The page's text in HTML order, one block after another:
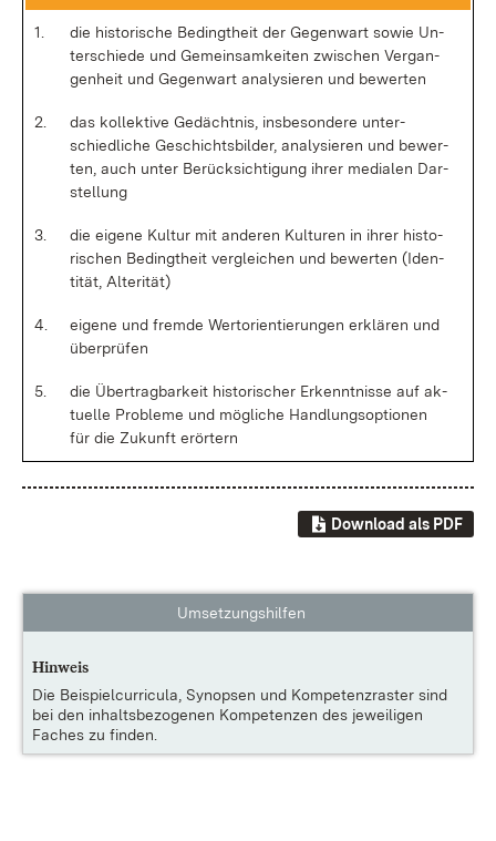
1.
die his­to­ri­sche Be­dingt­heit der Ge­gen­wart so­wie Un­
ter­schie­de und Ge­mein­sam­kei­ten zwi­schen Ver­gan­
gen­heit und Ge­gen­wart ana­ly­sie­ren und be­wer­ten
2.
das kol­lek­ti­ve Ge­dächt­nis, ins­be­son­de­re un­ter­
schied­li­che Ge­schichts­bil­der, ana­ly­sie­ren und be­wer­
ten, auch un­ter Be­rück­sich­ti­gung ih­rer me­dia­len Dar­
stel­lung
3.
die ei­ge­ne Kul­tur mit an­de­ren Kul­tu­ren in ih­rer his­to­
ri­schen Be­dingt­heit ver­glei­chen und be­wer­ten (Iden­
ti­tät, Al­te­ri­tät)
4.
ei­ge­ne und frem­de Wert­ori­en­tie­run­gen er­klä­ren und
über­prü­fen
5.
die Über­trag­bar­keit his­to­ri­scher Er­kennt­nis­se auf ak­
tu­el­le Pro­ble­me und mög­li­che Hand­lungs­op­tio­nen
für die Zu­kunft er­ör­tern
Download als PDF
Umsetzungshilfen
Hinweis
Die Beispielcurricula, Synopsen und Kompetenzraster sind
bei den inhaltsbezogenen Kompetenzen des jeweiligen
Faches zu finden.